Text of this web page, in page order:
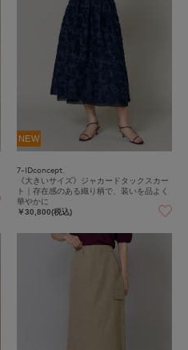
NEW
7-IDconcept.
《大きいサイズ》ジャカードタックスカー
ト｜存在感のある織り柄で、装いを品よく
華やかに
￥30,800(税込)